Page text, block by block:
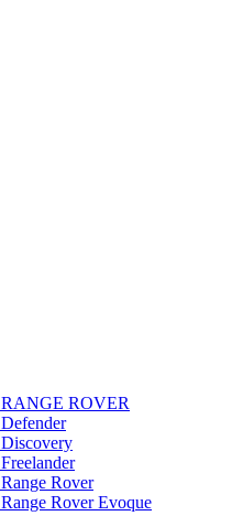
ROVER
Rover
Rover Evoque